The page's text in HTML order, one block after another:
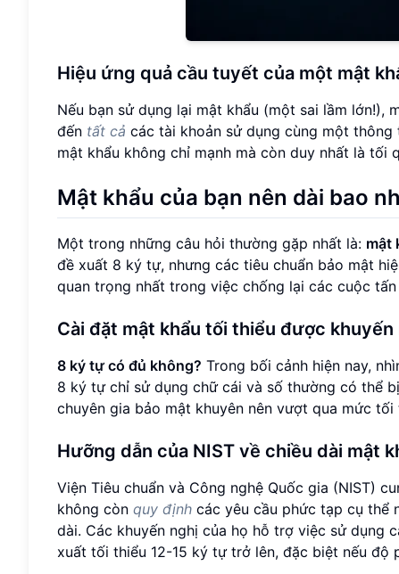
Hiệu ứng quả cầu tuyết của một mật
Nếu bạn sử dụng lại mật khẩu (một sai lầm
đến tất cả các tài khoản sử dụng cùng một
mật khẩu không chỉ mạnh mà còn duy nhất là tối
Mật khẩu của bạn nên dài bao
Một trong những câu hỏi thường gặp nhất là: mật
đề xuất 8 ký tự, nhưng các tiêu chuẩn bảo mật
quan trọng nhất trong việc chống lại các cuộc
Cài đặt mật khẩu tối thiểu được khuyến
8 ký tự có đủ không? Trong bối cảnh hiện nay,
8 ký tự chỉ sử dụng chữ cái và số thường có thể
chuyên gia bảo mật khuyên nên vượt qua mức tối
Hưỡng dẫn của NIST về chiều dài mật
Viện Tiêu chuẩn và Công nghệ Quốc gia (NIST)
không còn quy định các yêu cầu phức tạp cụ thể
dài. Các khuyến nghị của họ hỗ trợ việc sử dụng
xuất tối thiểu 12-15 ký tự trở lên, đặc biệt nếu độ